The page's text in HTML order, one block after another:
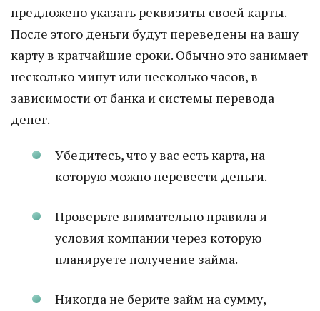
предложено указать реквизиты своей карты.
После этого деньги будут переведены на вашу
карту в кратчайшие сроки. Обычно это занимает
несколько минут или несколько часов, в
зависимости от банка и системы перевода
денег.
Убедитесь, что у вас есть карта, на
которую можно перевести деньги.
Проверьте внимательно правила и
условия компании через которую
планируете получение займа.
Никогда не берите займ на сумму,